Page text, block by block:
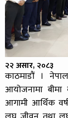
२२ असार, २०८३
काठमाडौं ।
आयोजनामा
आगामी आर्थिक